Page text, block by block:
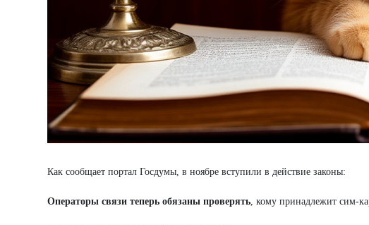
Как сообщает портал Госдумы, в ноябре вступили в действие законы:
Операторы связи теперь обязаны проверять, кому принадлежит сим-